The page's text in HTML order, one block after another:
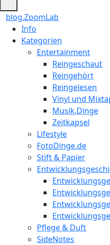
blog.ZoomLab
ZoomLab
//
Info
Kategorien
Entertainment
Reingeschaut
Reingehört
Reingelesen
Vinyl und
Musik.Dinge
Zeitkapsel
Lifestyle
FotoDinge.de
Stift & Papier
Pflege & Duft
SideNotes